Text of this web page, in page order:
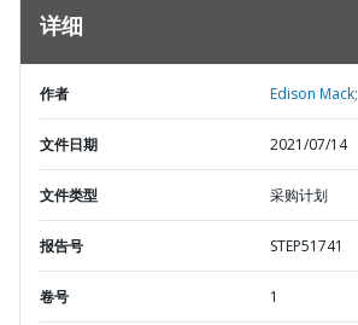
详细
作者 Edison Mack;
文件日期 2021/07/14
文件类型 采购计划
报告号 STEP51741
卷号 1